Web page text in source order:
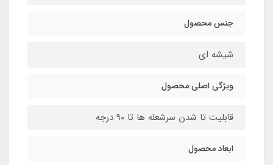
جنس محصول
شیشه ای
ویژگی اصلی محصول
قابلیت تا شدن سرشعله ها تا ۹۰ درجه
ابعاد محصول